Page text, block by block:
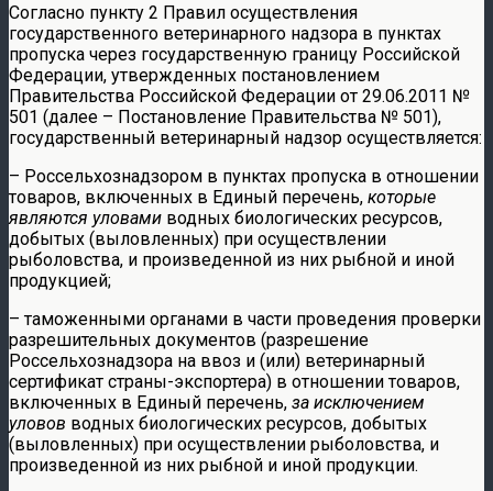
Согласно пункту 2 Правил осуществления
государственного ветеринарного надзора в пунктах
пропуска через государственную границу Российской
Федерации, утвержденных постановлением
Правительства Российской Федерации от 29.06.2011 №
501 (далее – Постановление Правительства № 501),
государственный ветеринарный надзор осуществляется:
– Россельхознадзором в пунктах пропуска в отношении
товаров, включенных в Единый перечень, которые
являются уловами водных биологических ресурсов,
добытых (выловленных) при осуществлении
рыболовства, и произведенной из них рыбной и иной
продукцией;
– таможенными органами в части проведения проверки
разрешительных документов (разрешение
Россельхознадзора на ввоз и (или) ветеринарный
сертификат страны-экспортера) в отношении товаров,
включенных в Единый перечень, за исключением
уловов водных биологических ресурсов, добытых
(выловленных) при осуществлении рыболовства, и
произведенной из них рыбной и иной продукции.